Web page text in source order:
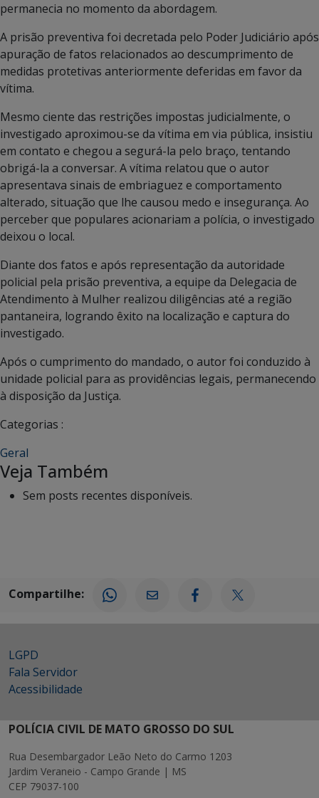
permanecia no momento da abordagem.
A prisão preventiva foi decretada pelo Poder Judiciário após
apuração de fatos relacionados ao descumprimento de
medidas protetivas anteriormente deferidas em favor da
vítima.
Mesmo ciente das restrições impostas judicialmente, o
investigado aproximou-se da vítima em via pública, insistiu
em contato e chegou a segurá-la pelo braço, tentando
obrigá-la a conversar. A vítima relatou que o autor
apresentava sinais de embriaguez e comportamento
alterado, situação que lhe causou medo e insegurança. Ao
perceber que populares acionariam a polícia, o investigado
deixou o local.
Diante dos fatos e após representação da autoridade
policial pela prisão preventiva, a equipe da Delegacia de
Atendimento à Mulher realizou diligências até a região
pantaneira, logrando êxito na localização e captura do
investigado.
Após o cumprimento do mandado, o autor foi conduzido à
unidade policial para as providências legais, permanecendo
à disposição da Justiça.
Categorias :
Geral
Veja Também
Sem posts recentes disponíveis.
Compartilhe:
LGPD
Fala Servidor
Acessibilidade
POLÍCIA CIVIL DE MATO GROSSO DO SUL
Rua Desembargador Leão Neto do Carmo 1203
Jardim Veraneio - Campo Grande | MS
CEP 79037-100